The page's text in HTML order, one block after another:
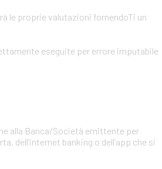
le proprie valutazioni fornendoTi un
eseguite per errore imputabile
alla Banca/Società emittente per
dell’internet banking o dell’app che si